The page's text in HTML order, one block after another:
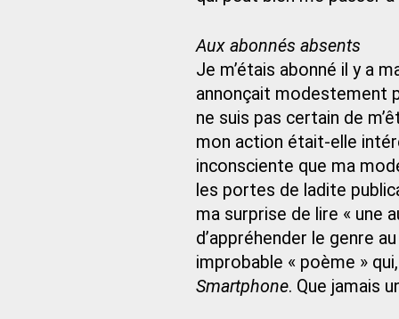
Aux abonnés absents
Je m’étais abonné il y a
annonçait modestement
ne suis pas certain de
mon action était-elle
inconsciente que ma
les portes de ladite
ma surprise de lire « une
d’appréhender le genre
improbable « poème »
Smartphone. Que jamais